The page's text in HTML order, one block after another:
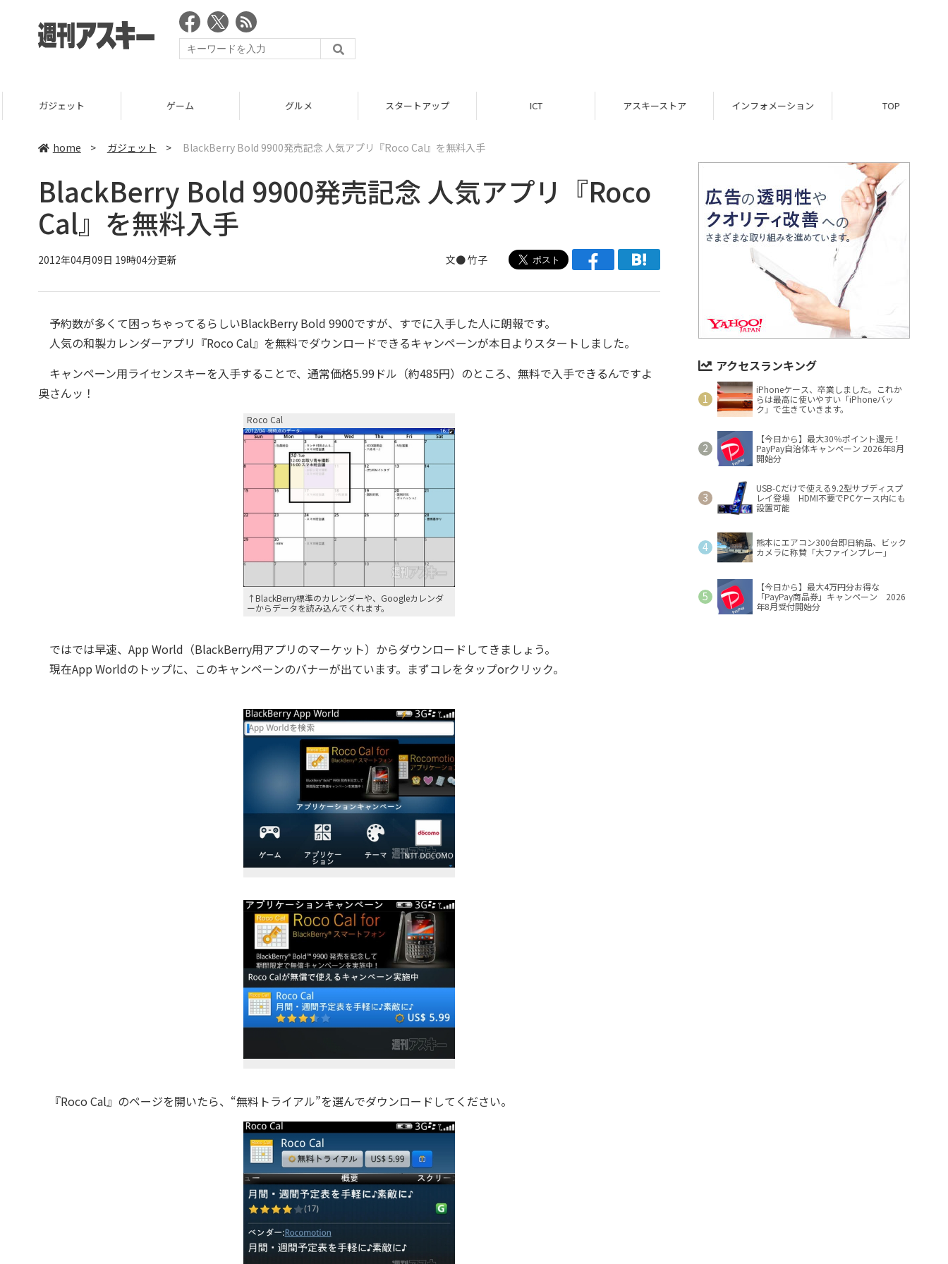
ガジェット ゲーム グルメ スタートアップ ICT アスキーストア インフォメーション TOP
home > ガジェット > BlackBerry Bold 9900発売記念 人気アプリ『Roco Cal』を無料入手
BlackBerry Bold 9900発売記念 人気アプリ『Roco
Cal』を無料入手
2012年04月09日 19時04分更新 文●竹子
予約数が多くて困っちゃってるらしいBlackBerry Bold 9900ですが、すでに入手した人に朗報です。
人気の和製カレンダーアプリ『Roco Cal』を無料でダウンロードできるキャンペーンが本日よりスタートしました。
キャンペーン用ライセンスキーを入手することで、通常価格5.99ドル（約485円）のところ、無料で入手できるんですよ
奥さんッ！
Roco Cal
↑BlackBerry標準のカレンダーや、Googleカレンダ
ーからデータを読み込んでくれます。
ではでは早速、App World（BlackBerry用アプリのマーケット）からダウンロードしてきましょう。
現在App Worldのトップに、このキャンペーンのバナーが出ています。まずコレをタップorクリック。
『Roco Cal』のページを開いたら、“無料トライアル”を選んでダウンロードしてください。
アクセスランキング
iPhoneケース、卒業しました。これか
らは最高に使いやすい「iPhoneバッ
ク」で生きていきます。
【今日から】最大30％ポイント還元！
PayPay自治体キャンペーン 2026年8月
開始分
USB-Cだけで使える9.2型サブディスプ
レイ登場 HDMI不要でPCケース内にも
設置可能
熊本にエアコン300台即日納品、ビック
カメラに称賛「大ファインプレー」
【今日から】最大4万円分お得な
「PayPay商品券」キャンペーン 2026
年8月受付開始分